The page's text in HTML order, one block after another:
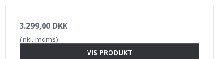
3.299,00 DKK
(inkl. moms)
VIS PRODUKT